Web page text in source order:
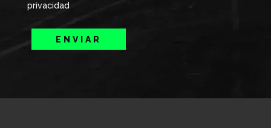
privacidad
ENVIAR